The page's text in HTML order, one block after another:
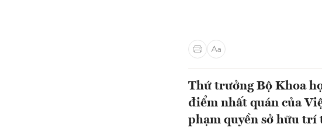
Thứ trưởng Bộ Khoa
điểm nhất quán của
phạm quyền sở hữu trí